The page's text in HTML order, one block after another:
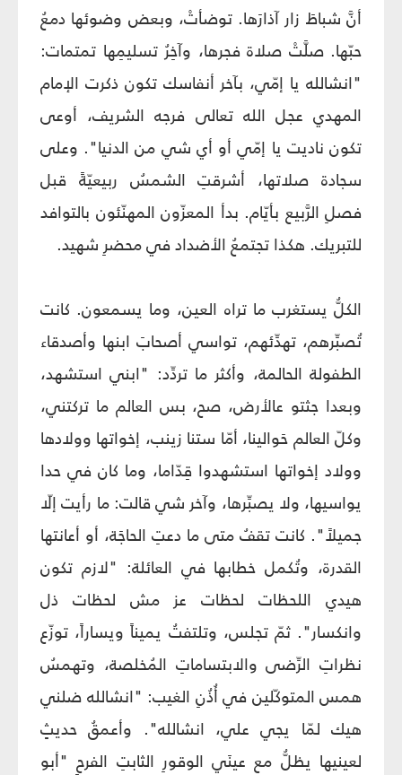
أنَّ شباطَ زار آذارَها. توضأتْ، وبعض وضوئها دمعُ
حبّها. صلَّتْ صلاة فجرها، وآخِرُ تسليمِها تمتمات:
"انشالله يا إمّي، بآخر أنفاسك تكون ذكرت الإمام
المهدي عجل الله تعالى فرجه الشريف، أوعى
تكون ناديت يا إمّي أو أي شي من الدنيا". وعلى
سجادة صلاتها، أشرقتِ الشمسُ ربيعيّةً قبل
فصلِ الرَّبيع بأيّام. بدأ المعزّون المهنّئون بالتوافد
للتبريك. هكذا تجتمعُ الأضداد في محضرِ شهيد.
الكلُّ يستغرب ما تراه العين، وما يسمعون. كانت
تُصبِّرهم، تهدِّئهم، تواسي أصحابَ ابنها وأصدقاء
الطفولة الحالمة، وأكثر ما تردِّد: "ابني استشهد،
وبعدا جثتو عالأرض، صح، بس العالم ما تركتني،
وكلّ العالم حَوالينا، أمّا ستنا زينب، إخواتها وولادها
وولاد إخواتها استشهدوا قِدّاما، وما كان في حدا
يواسيها، ولا يصبِّرها، وآخر شي قالت: ما رأيت إلّا
جميلاً". كانت تقفُ متى ما دعتِ الحاجَة، أو أعانتها
القدرة، وتُكمل خطابها في العائلة: "لازم تكون
هيدي اللحظات لحظات عز مش لحظات ذل
وانكسار". ثمّ تجلس، وتلتفتُ يميناً ويساراً، توزّع
نظراتِ الرِّضى والابتساماتِ المُخلصة، وتهمسُ
همس المتوكّلين في أُذُنِ الغيب: "انشالله ضلني
هيك لمّا يجي علي، انشالله". وأعمقُ حديثٍ
لعينيها يظلُّ مع عينَي الوقورِ الثابتِ الفرحِ "أبو